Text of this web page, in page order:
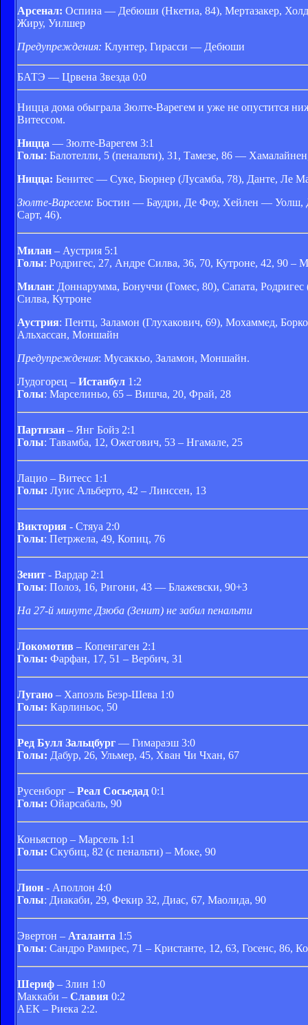
Арсенал: Оспина — Дебюши (Нкетиа, 84), Мертазакер,
Жиру, Уилшер
Предупреждения: Клунтер, Гирасси — Дебюши
БАТЭ — Црвена Звезда 0:0
Ницца дома обыграла Зюлте-Варегем и уже не опустится
Витессом.
Ницца — Зюлте-Варегем 3:1
Голы: Балотелли, 5 (пенальти), 31, Тамезе, 86 —
Ницца: Бенитес — Суке, Бюрнер (Лусамба, 78), Данте, Ле
Зюлте-Варегем: Бостин — Баудри, Де Фоу, Хейлен — Уолш,
Сарт, 46).
Милан – Аустрия 5:1
Голы: Родригес, 27, Андре Силва, 36, 70, Кутроне, 42, 90 –
Милан: Доннарумма, Бонуччи (Гомес, 80), Сапата,
Силва, Кутроне
Аустрия: Пентц, Заламон (Глухакович, 69), Мохаммед,
Альхассан, Моншайн
Предупреждения: Мусаккьо, Заламон, Моншайн.
Лудогорец – Истанбул 1:2
Голы: Марселиньо, 65 – Вишча, 20, Фрай, 28
Партизан – Янг Бойз 2:1
Голы: Тавамба, 12, Ожегович, 53 – Нгамале, 25
Лацио – Витесс 1:1
Голы: Луис Альберто, 42 – Линссен, 13
Виктория - Стяуа 2:0
Голы: Петржела, 49, Копиц, 76
Зенит - Вардар 2:1
Голы: Полоз, 16, Ригони, 43 — Блажевски, 90+3
На 27-й минуте Дзюба (Зенит) не забил пенальти
Локомотив – Копенгаген 2:1
Голы: Фарфан, 17, 51 – Вербич, 31
Лугано – Хапоэль Беэр-Шева 1:0
Голы: Карлиньос, 50
Ред Булл Зальцбург — Гимараэш 3:0
Голы: Дабур, 26, Ульмер, 45, Хван Чи Чхан, 67
Русенборг – Реал Сосьедад 0:1
Голы: Ойарсабаль, 90
Коньяспор – Марсель 1:1
Голы: Скубиц, 82 (с пенальти) – Моке, 90
Лион - Аполлон 4:0
Голы: Диакаби, 29, Фекир 32, Диас, 67, Маолида, 90
Эвертон – Аталанта 1:5
Голы: Сандро Рамирес, 71 – Кристанте, 12, 63, Госенс, 86,
Шериф – Злин 1:0
Маккаби – Славия 0:2
АЕК – Риека 2:2.